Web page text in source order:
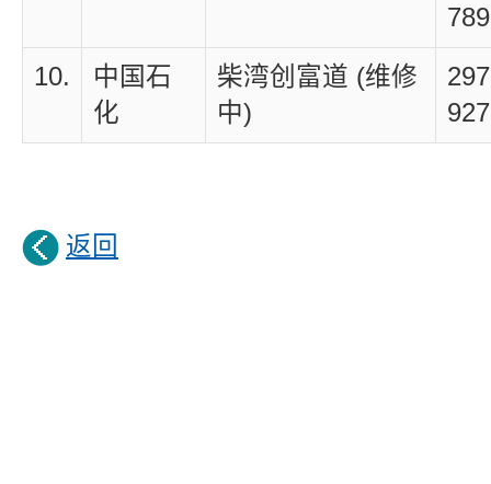
10.
中国石
化
柴湾创富道 (维修
中)
返回